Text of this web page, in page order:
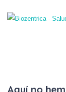
Aquí no